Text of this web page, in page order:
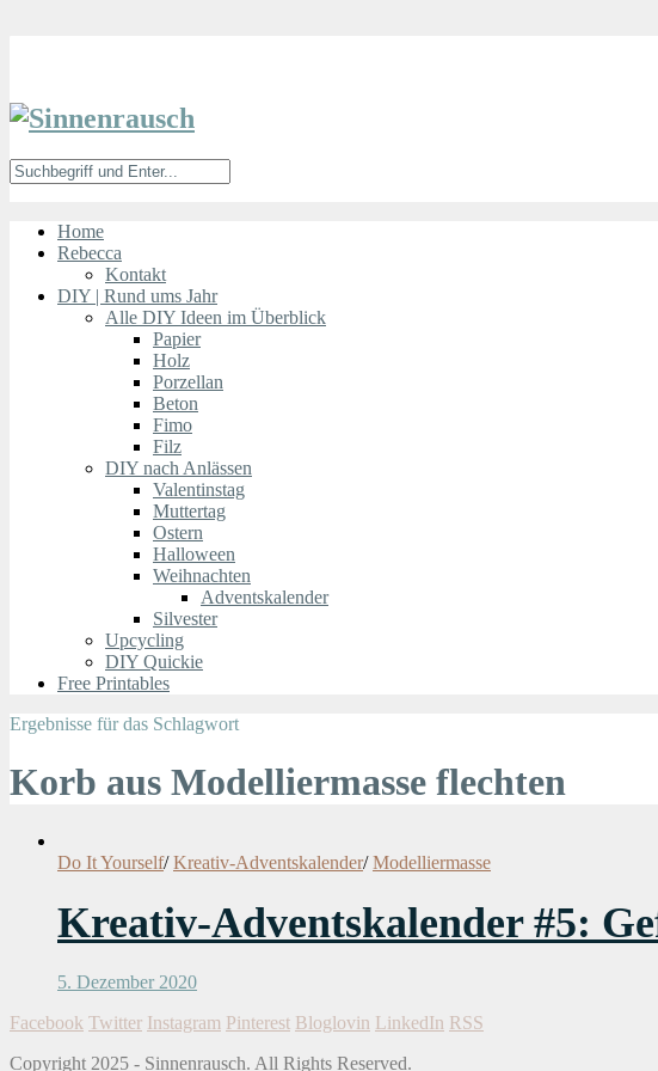
Home
Rebecca
Kontakt
DIY | Rund ums Jahr
Alle DIY Ideen im Überblick
Papier
Holz
Porzellan
Beton
Fimo
Filz
DIY nach Anlässen
Valentinstag
Muttertag
Ostern
Halloween
Weihnachten
Adventskalender
Silvester
Upcycling
DIY Quickie
Free Printables
Ergebnisse für das Schlagwort
Korb aus Modelliermasse flechten
Do It Yourself/ Kreativ-Adventskalender/ Modelliermasse
Kreativ-Adventskalender #5:
5. Dezember 2020
Facebook Twitter Instagram Pinterest Bloglovin LinkedIn RSS
Copyright 2025 - Sinnenrausch. All Rights Reserved.